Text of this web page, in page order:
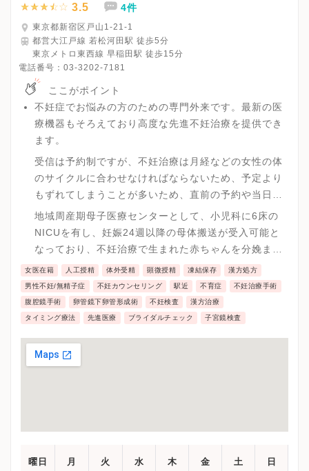
3.5 4件
東京都新宿区戸山1-21-1
都営大江戸線 若松河田駅 徒歩5分
東京メトロ東西線 早稲田駅 徒歩15分
電話番号： 03-3202-7181
ここがポイント
不妊症でお悩みの方のための専門外来です。最新の医
療機器もそろえており高度な先進不妊治療を提供でき
ます。
受信は予約制ですが、不妊治療は月経などの女性の体
のサイクルに合わせなければならないため、予定より
もずれてしまうことが多いため、直前の予約や当日診
療にも対応しています。
地域周産期母子医療センターとして、小児科に6床の
NICUを有し、妊娠24週以降の母体搬送が受入可能と
なっており、不妊治療で生まれた赤ちゃんを分娩まで
しっかり経過観察できる体制が整えられています
女医在籍 人工授精 体外受精 顕微授精 凍結保存 漢方処方
男性不妊/無精子症 不妊カウンセリング 駅近 不育症 不妊治療手術
腹腔鏡手術 卵管鏡下卵管形成術 不妊検査 漢方治療
タイミング療法 先進医療 ブライダルチェック 子宮鏡検査
曜日 月 火 水 木 金 土 日